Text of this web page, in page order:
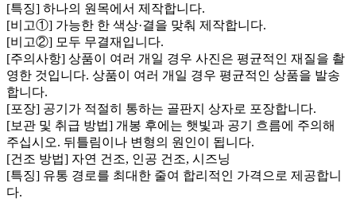
[특징] 하나의 원목에서 제작합니다.
[비고①] 가능한 한 색상·결을 맞춰 제작합니다.
[비고②] 모두 무결재입니다.
[주의사항] 상품이 여러 개일 경우 사진은 평균적인 재질을 촬
영한 것입니다. 상품이 여러 개일 경우 평균적인 상품을 발송
합니다.
[포장] 공기가 적절히 통하는 골판지 상자로 포장합니다.
[보관 및 취급 방법] 개봉 후에는 햇빛과 공기 흐름에 주의해
주십시오. 뒤틀림이나 변형의 원인이 됩니다.
[건조 방법] 자연 건조, 인공 건조, 시즈닝
[특징] 유통 경로를 최대한 줄여 합리적인 가격으로 제공합니
다.